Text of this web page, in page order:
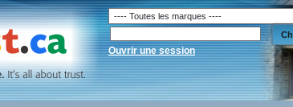
Ouvrir une session